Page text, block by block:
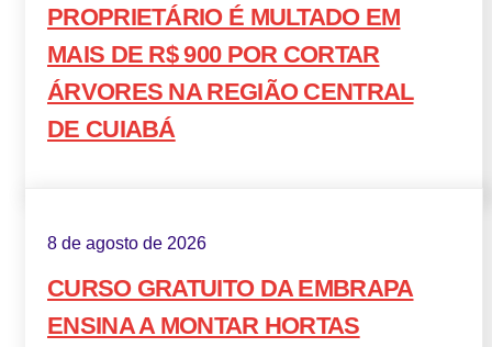
PROPRIETÁRIO É MULTADO EM
MAIS DE R$ 900 POR CORTAR
ÁRVORES NA REGIÃO CENTRAL
DE CUIABÁ
8 de agosto de 2026
CURSO GRATUITO DA EMBRAPA
ENSINA A MONTAR HORTAS